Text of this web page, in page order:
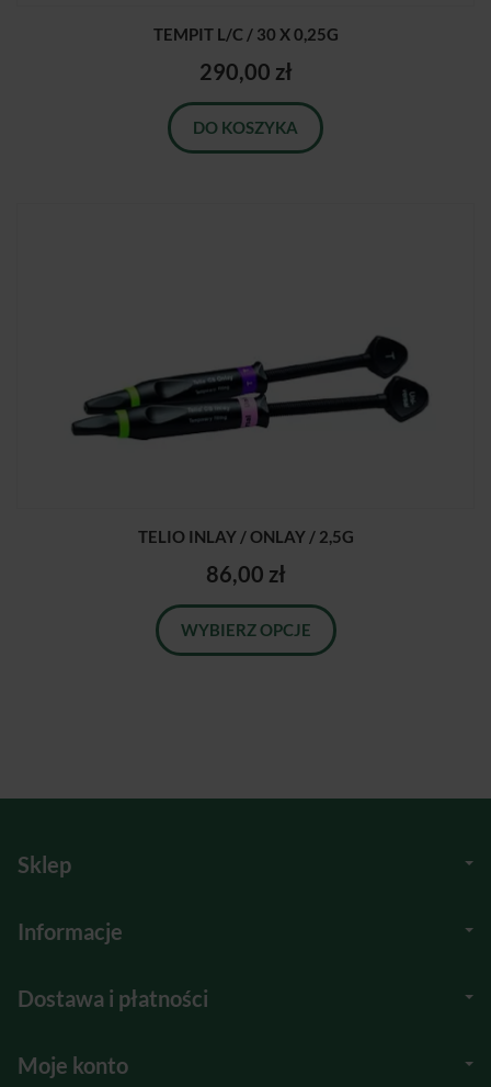
TEMPIT L/C / 30 X 0,25G
290,00 zł
DO KOSZYKA
TELIO INLAY / ONLAY / 2,5G
86,00 zł
WYBIERZ OPCJE
Sklep
Informacje
Dostawa i płatności
Moje konto